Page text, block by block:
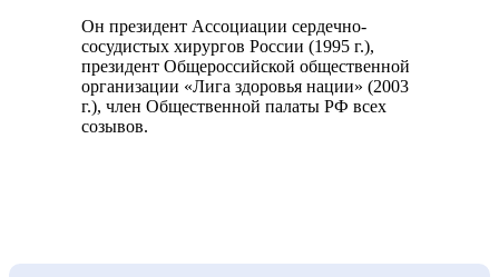
Он президент Ассоциации сердечно-
сосудистых хирургов России (1995 г.),
президент Общероссийской общественной
организации «Лига здоровья нации» (2003
г.), член Общественной палаты РФ всех
созывов.